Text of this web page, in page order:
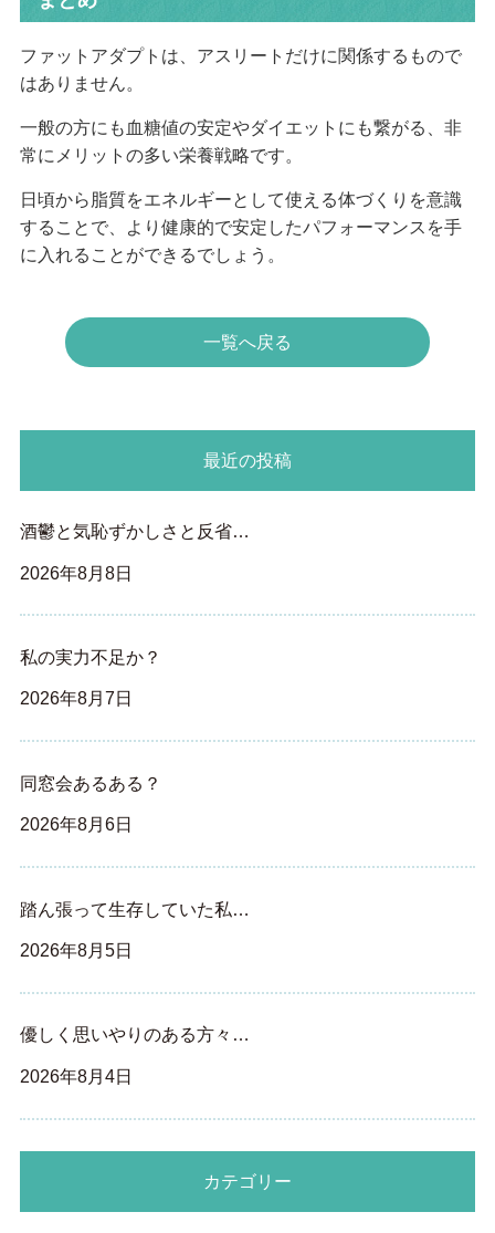
ファットアダプトは、アスリートだけに関係するもので
はありません。
一般の方にも血糖値の安定やダイエットにも繋がる、非
常にメリットの多い栄養戦略です。
日頃から脂質をエネルギーとして使える体づくりを意識
することで、より健康的で安定したパフォーマンスを手
に入れることができるでしょう。
一覧へ戻る
最近の投稿
酒鬱と気恥ずかしさと反省…
2026年8月8日
私の実力不足か？
2026年8月7日
同窓会あるある？
2026年8月6日
踏ん張って生存していた私…
2026年8月5日
優しく思いやりのある方々…
2026年8月4日
カテゴリー